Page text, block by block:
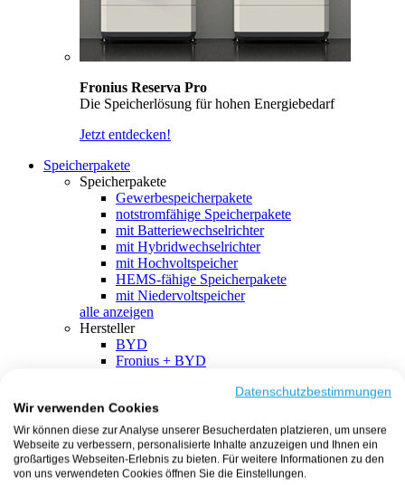
Fronius Reserva Pro
Die Speicherlösung für hohen Energiebedarf
Jetzt entdecken!
Speicherpakete
Speicherpakete
Gewerbespeicherpakete
notstromfähige Speicherpakete
mit Batteriewechselrichter
mit Hybridwechselrichter
mit Hochvoltspeicher
HEMS-fähige Speicherpakete
mit Niedervoltspeicher
alle anzeigen
Hersteller
BYD
Fronius + BYD
SMA + BYD
EcoFlow
EcoFlow + EcoFlow
FENECON
FENECON + FENECON
Datenschutzbestimmungen
Wir verwenden Cookies
Wir können diese zur Analyse unserer Besucherdaten platzieren, um unsere
Webseite zu verbessern, personalisierte Inhalte anzuzeigen und Ihnen ein
großartiges Webseiten-Erlebnis zu bieten. Für weitere Informationen zu den
von uns verwendeten Cookies öffnen Sie die Einstellungen.